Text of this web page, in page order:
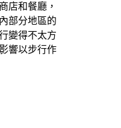
店和餐廳，
部分地區的
變得不太方
響以步行作